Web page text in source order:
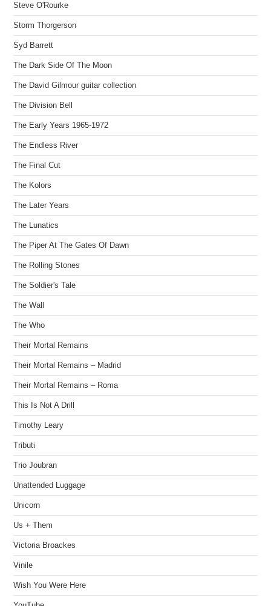
Steve O'Rourke
Storm Thorgerson
Syd Barrett
The Dark Side Of The Moon
The David Gilmour guitar collection
The Division Bell
The Early Years 1965-1972
The Endless River
The Final Cut
The Kolors
The Later Years
The Lunatics
The Piper At The Gates Of Dawn
The Rolling Stones
The Soldier's Tale
The Wall
The Who
Their Mortal Remains
Their Mortal Remains – Madrid
Their Mortal Remains – Roma
This Is Not A Drill
Timothy Leary
Tributi
Trio Joubran
Unattended Luggage
Unicorn
Us + Them
Victoria Broackes
Vinile
Wish You Were Here